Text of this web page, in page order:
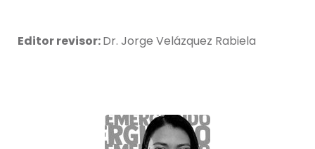
Editor revisor:Dr. Jorge Velázquez Rabiela